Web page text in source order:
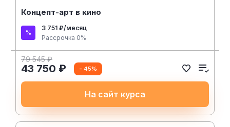
Концепт-арт в кино
3 751 ₽/месяц
Рассрочка 0%
79 545 ₽
43 750 ₽ - 45%
На сайт курса